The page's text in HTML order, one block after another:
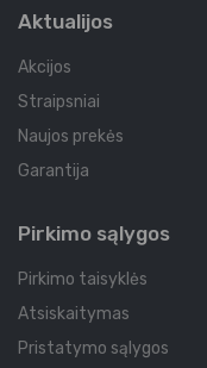
Aktualijos
Akcijos
Straipsniai
Naujos prekės
Garantija
Pirkimo sąlygos
Pirkimo taisyklės
Atsiskaitymas
Pristatymo sąlygos